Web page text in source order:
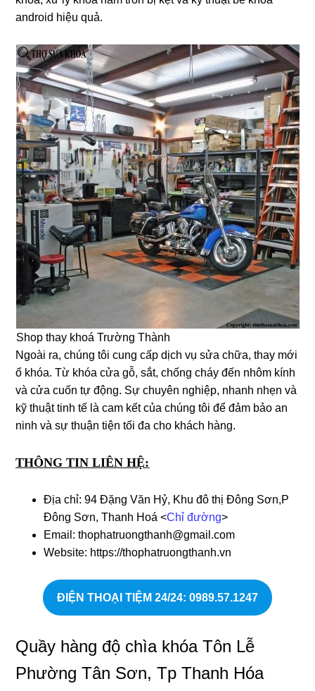
android hiệu quả.
Shop thay khoá Trường Thành
Ngoài ra, chúng tôi cung cấp dịch vụ sửa chữa, thay mới
ổ khóa. Từ khóa cửa gỗ, sắt, chống cháy đến nhôm kính
và cửa cuốn tự động. Sự chuyên nghiệp, nhanh nhẹn và
kỹ thuật tinh tế là cam kết của chúng tôi để đảm bảo an
ninh và sự thuận tiện tối đa cho khách hàng.
THÔNG TIN LIÊN HỆ:
Địa chỉ: 94 Đặng Văn Hỷ, Khu đô thị Đông Sơn,P
Đông Sơn, Thanh Hoá <Chỉ đường>
Email: thophatruongthanh@gmail.com
Website: https://thophatruongthanh.vn
ĐIỆN THOẠI TIỆM 24/24: 0989.57.1247
Quầy hàng độ chìa khóa Tôn Lễ
Phường Tân Sơn, Tp Thanh Hóa